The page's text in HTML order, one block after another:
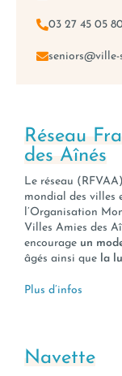
03 27 45 05
Réseau
des Aînés
Le réseau
mondial des villes
l’Organisation
Villes Amies des
encourage un
âgés ainsi que la
Plus d’infos
Navette